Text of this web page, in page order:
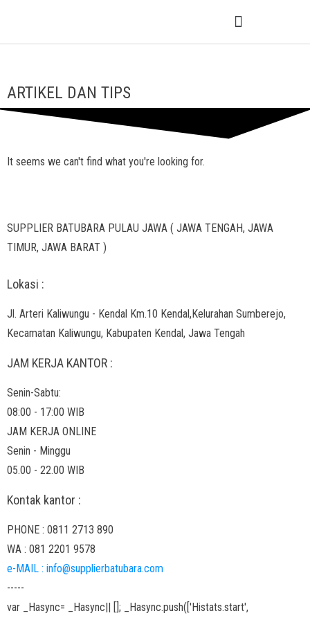
ARTIKEL DAN TIPS
It seems we can't find what you're looking for.
SUPPLIER BATUBARA PULAU JAWA ( JAWA TENGAH, JAWA
TIMUR, JAWA BARAT )
Lokasi :
Jl. Arteri Kaliwungu - Kendal Km.10 Kendal,Kelurahan Sumberejo,
Kecamatan Kaliwungu, Kabupaten Kendal, Jawa Tengah
JAM KERJA KANTOR :
Senin-Sabtu:
08:00 - 17:00 WIB
JAM KERJA ONLINE
Senin - Minggu
05.00 - 22.00 WIB
Kontak kantor :
PHONE : 0811 2713 890
WA : 081 2201 9578
e-MAIL : info@supplierbatubara.com
-----
var _Hasync= _Hasync|| []; _Hasync.push(['Histats.start',